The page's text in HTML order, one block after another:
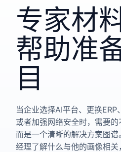
专家材
帮助准
目
当企业选择AI平台、更换ERP
或者加强网络安全时，需要的
而是一个清晰的解决方案图
经理了解什么与他的画像相